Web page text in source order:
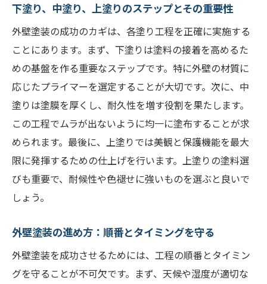
下塗り、中塗り、上塗りのステップとその重要性
外壁塗装の成功のカギは、各塗り工程を正確に実施する
ことにあります。まず、下塗りは塗料の接着を高めるた
めの基盤を作る重要なステップです。特に外壁の材質に
応じたプライマーを選定することが大切です。次に、中
塗りは塗膜を厚くし、耐久性を増す役割を果たします。
この工程でムラが出ないように均一に塗布することが求
められます。最後に、上塗りでは美観と保護機能を最大
限に発揮するための仕上げを行います。上塗りの塗料選
びも重要で、耐候性や色褪せに強いものを選ぶと良いで
しょう。
外壁塗装の進め方：順番とタイミングを守る
外壁塗装を成功させるためには、工程の順番とタイミン
グを守ることが不可欠です。まず、天候や湿度が適切な